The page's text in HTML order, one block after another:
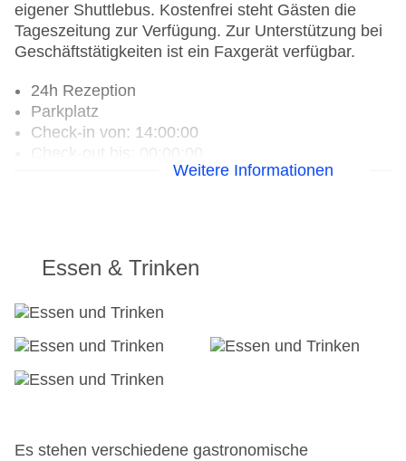
eigener Shuttlebus. Kostenfrei steht Gästen die
Tageszeitung zur Verfügung. Zur Unterstützung bei
Geschäftstätigkeiten ist ein Faxgerät verfügbar.
24h Rezeption
Parkplatz
Check-in von: 14:00:00
Letzte umfassende Renovierung: 2016
Lift
Zimmerservice
Gesamtanzahl der Stockwerke: 7
Zahlungsarten: Mastercard, Visa
Weitere Informationen
Essen & Trinken
Es stehen verschiedene gastronomische